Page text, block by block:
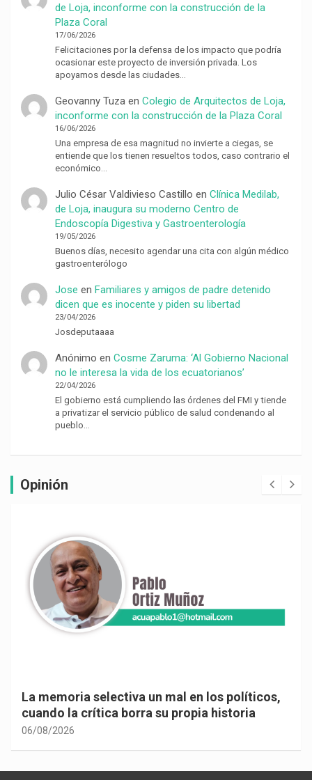
de Loja, inconforme con la construcción de la
Plaza Coral
17/06/2026
Felicitaciones por la defensa de los impacto que podría
ocasionar este proyecto de inversión privada. Los
apoyamos desde las ciudades…
Geovanny Tuzaen Colegio de Arquitectos de Loja,
inconforme con la construcción de la Plaza Coral
16/06/2026
Una empresa de esa magnitud no invierte a ciegas, se
entiende que los tienen resueltos todos, caso contrario el
económico…
Julio César Valdivieso Castillo en Clínica Medilab,
de Loja, inaugura su moderno Centro de
Endoscopía Digestiva y Gastroenterología
19/05/2026
Buenos días, necesito agendar una cita con algún médico
gastroenterólogo
Jose en Familiares y amigos de padre detenido
dicen que es inocente y piden su libertad
23/04/2026
Josdeputaaaa
Anónimo en Cosme Zaruma: ‘Al Gobierno Nacional
no le interesa la vida de los ecuatorianos’
22/04/2026
El gobierno está cumpliendo las órdenes del FMI y tiende
a privatizar el servicio público de salud condenando al
pueblo…
Opinión
La memoria selectiva un mal en los políticos,
cuando la crítica borra su propia historia
06/08/2026